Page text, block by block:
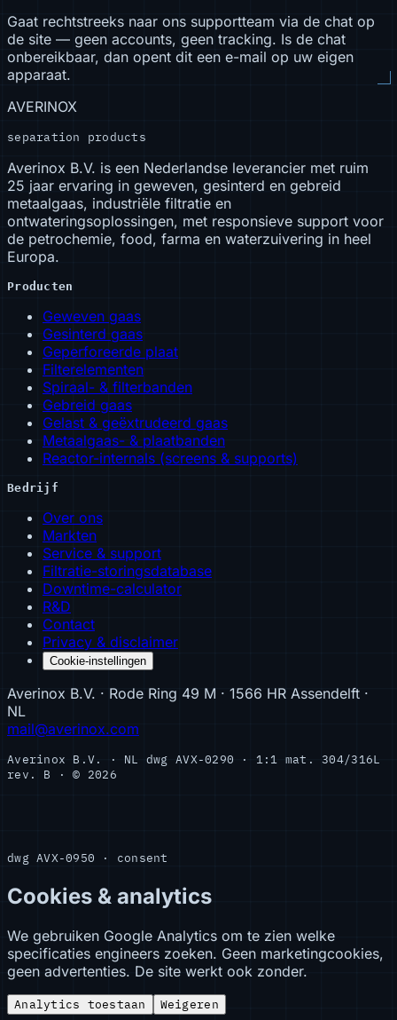
Gaat rechtstreeks naar ons supportteam via de chat op
de site — geen accounts, geen tracking. Is de chat
onbereikbaar, dan opent dit een e-mail op uw eigen
apparaat.
AVERINOX
separation products
Averinox B.V. is een Nederlandse leverancier met ruim
25 jaar ervaring in geweven, gesinterd en gebreid
metaalgaas, industriële filtratie en
ontwateringsoplossingen, met responsieve support voor
de petrochemie, food, farma en waterzuivering in heel
Europa.
Producten
Geweven gaas
Gesinterd gaas
Geperforeerde plaat
Filterelementen
Spiraal- & filterbanden
Gebreid gaas
Gelast & geëxtrudeerd gaas
Metaalgaas- & plaatbanden
Reactor-internals (screens & supports)
Bedrijf
Over ons
Markten
Service & support
Filtratie-storingsdatabase
Downtime-calculator
R&D
Contact
Privacy & disclaimer
Cookie-instellingen
Averinox B.V. · Rode Ring 49 M · 1566 HR Assendelft ·
NL
mail@averinox.com
Averinox B.V. · NL dwg AVX-0290 · 1:1 mat. 304/316L
rev. B · © 2026
dwg AVX-0950 · consent
Cookies & analytics
We gebruiken Google Analytics om te zien welke
specificaties engineers zoeken. Geen marketingcookies,
geen advertenties. De site werkt ook zonder.
Analytics toestaan Weigeren